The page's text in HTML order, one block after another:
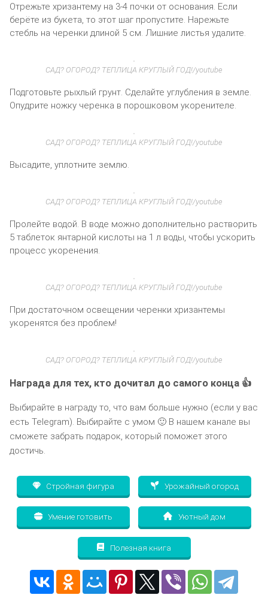
Отрежьте хризантему на 3-4 почки от основания. Если
берёте из букета, то этот шаг пропустите. Нарежьте
стебль на черенки длиной 5 см. Лишние листья удалите.
САД? ОГОРОД? ТЕПЛИЦА КРУГЛЫЙ ГОД!/youtube
Подготовьте рыхлый грунт. Сделайте углубления в земле.
Опудрите ножку черенка в порошковом укоренителе.
САД? ОГОРОД? ТЕПЛИЦА КРУГЛЫЙ ГОД!/youtube
Высадите, уплотните землю.
САД? ОГОРОД? ТЕПЛИЦА КРУГЛЫЙ ГОД!/youtube
Пролейте водой. В воде можно дополнительно растворить
5 таблеток янтарной кислоты на 1 л воды, чтобы ускорить
процесс укоренения.
САД? ОГОРОД? ТЕПЛИЦА КРУГЛЫЙ ГОД!/youtube
При достаточном освещении черенки хризантемы
укоренятся без проблем!
САД? ОГОРОД? ТЕПЛИЦА КРУГЛЫЙ ГОД!/youtube
Награда для тех, кто дочитал до самого конца 👍
Выбирайте в награду то, что вам больше нужно (если у вас
есть Telegram). Выбирайте с умом 🙂 В нашем канале вы
сможете забрать подарок, который поможет этого
достичь.
Стройная фигура Урожайный огород
Умение готовить Уютный дом
Полезная книга